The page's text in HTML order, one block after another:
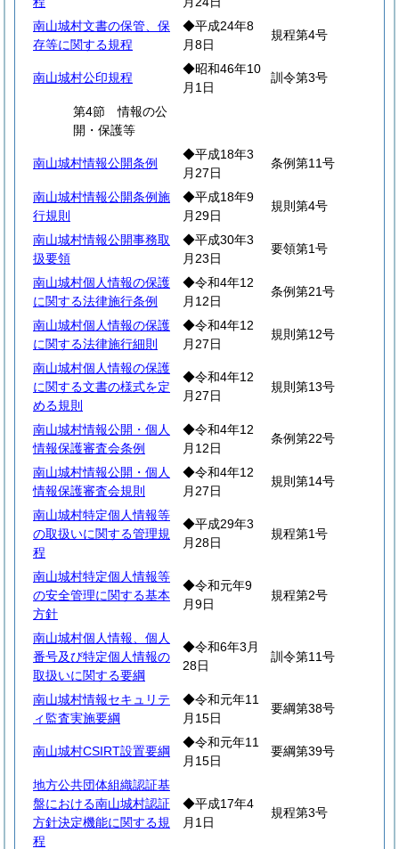
南山城村文書の保管、保
存等に関する規程
◆平成24年8
月8日
規程第4号
南山城村公印規程
◆昭和46年10
月1日
訓令第3号
第4節 情報の公
開・保護等
南山城村情報公開条例
◆平成18年3
月27日
条例第11号
南山城村情報公開条例施
行規則
◆平成18年9
月29日
規則第4号
南山城村情報公開事務取
扱要領
◆平成30年3
月23日
要領第1号
南山城村個人情報の保護
に関する法律施行条例
◆令和4年12
月12日
条例第21号
南山城村個人情報の保護
に関する法律施行細則
◆令和4年12
月27日
規則第12号
南山城村個人情報の保護
に関する文書の様式を定
める規則
◆令和4年12
月27日
規則第13号
南山城村情報公開・個人
情報保護審査会条例
◆令和4年12
月12日
条例第22号
南山城村情報公開・個人
情報保護審査会規則
◆令和4年12
月27日
規則第14号
南山城村特定個人情報等
の取扱いに関する管理規
程
◆平成29年3
月28日
規程第1号
南山城村特定個人情報等
の安全管理に関する基本
方針
◆令和元年9
月9日
規程第2号
南山城村個人情報、個人
番号及び特定個人情報の
取扱いに関する要綱
◆令和6年3月
28日
訓令第11号
南山城村情報セキュリテ
ィ監査実施要綱
◆令和元年11
月15日
要綱第38号
南山城村CSIRT設置要綱
◆令和元年11
月15日
要綱第39号
地方公共団体組織認証基
盤における南山城村認証
方針決定機能に関する規
程
◆平成17年4
月1日
規程第3号